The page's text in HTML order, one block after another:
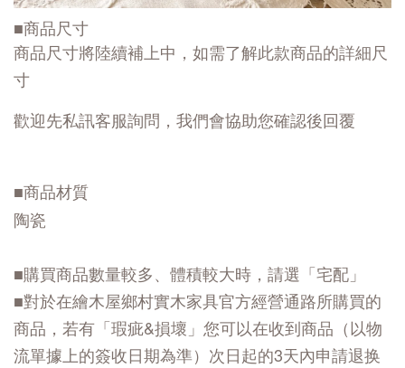
■商品尺寸
商品尺寸將陸續補上中，如需了解此款商品的詳細尺
寸
歡迎先私訊客服詢問，我們會協助您確認後回覆
■商品材質
陶瓷
■購買商品數量較多、體積較大時，請選「宅配」
■對於在繪木屋鄉村實木家具官方經營通路所購買的
商品，若有「瑕疵&損壞」您可以在收到商品（以物
流單據上的簽收日期為準）次日起的3天內申請退换